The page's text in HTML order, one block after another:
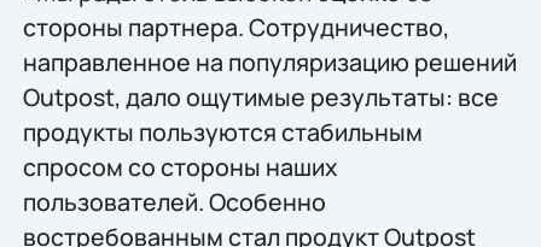
стороны партнера. Сотрудничество,
направленное на популяризацию решений
Outpost, дало ощутимые результаты: все
продукты пользуются стабильным
спросом со стороны наших
пользователей. Особенно
востребованным стал продукт Outpost